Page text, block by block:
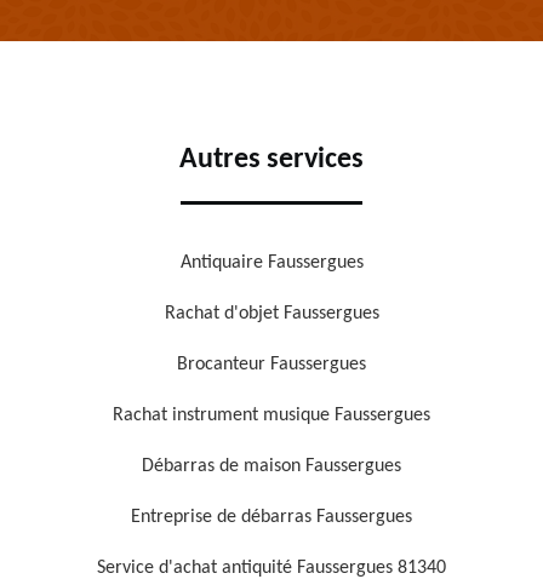
Autres services
Antiquaire Faussergues
Rachat d'objet Faussergues
Brocanteur Faussergues
Rachat instrument musique Faussergues
Débarras de maison Faussergues
Entreprise de débarras Faussergues
Service d'achat antiquité Faussergues 81340